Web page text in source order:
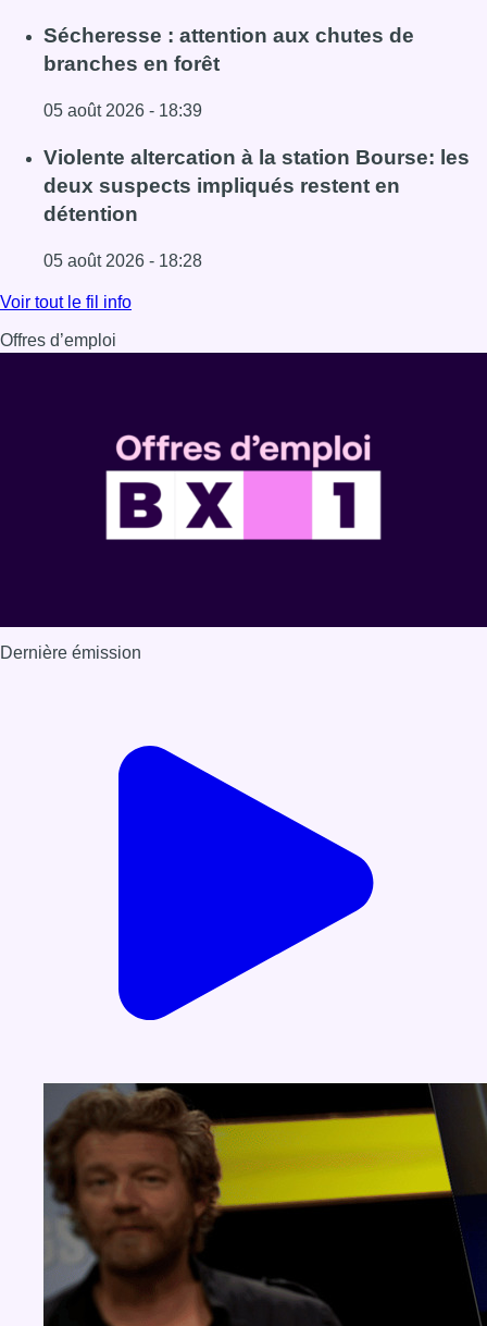
Lire l'article Le siège bruxellois d’AXA fermé plusieurs
Sécheresse : attention aux chutes de
branches en forêt
05 août 2026 - 18:39
Lire l'article Sécheresse : attention aux chutes de
Violente altercation à la station Bourse: les
deux suspects impliqués restent en
détention
05 août 2026 - 18:28
Lire l'article Violente altercation à la station Bourse: les
Voir tout le fil info
Offres d’emploi
Dernière émission